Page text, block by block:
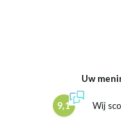
Uw
9,1 Wij